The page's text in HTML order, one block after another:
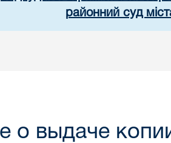
районний суд
о выдаче